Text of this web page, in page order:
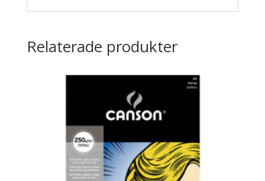
Relaterade produkter